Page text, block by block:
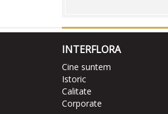
INTERFLORA
Cine suntem
Istoric
Calitate
Corporate